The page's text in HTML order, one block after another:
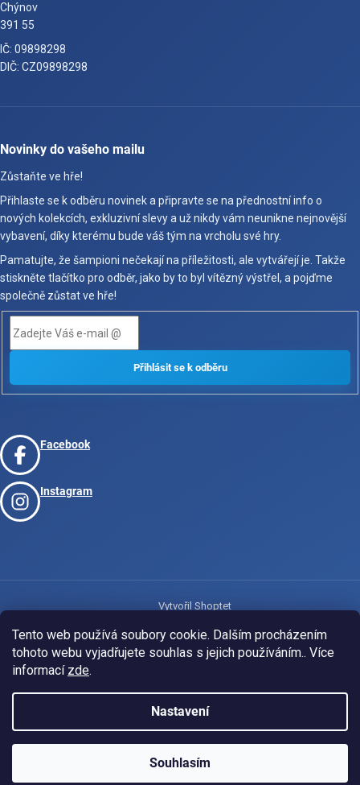
Tento web používá soubory cookie. Dalším procházením
tohoto webu vyjadřujete souhlas s jejich používáním.. Více
informací zde.
Nastavení
Souhlasím
Chýnov
391 55
IČ: 09898298
DIČ: CZ09898298
Novinky do vašeho mailu
Zůstaňte ve hře!
Přihlaste se k odběru novinek a připravte se na přednostní info o
nových kolekcích, exkluzivní slevy a už nikdy vám neunikne nejnovější
vybavení, díky kterému bude váš tým na vrcholu své hry.
Pamatujte, že šampioni nečekají na příležitosti, ale vytvářejí je. Takže
stiskněte tlačítko pro odběr, jako by to byl vítězný výstřel, a pojďme
společně zůstat ve hře!
Facebook
Instagram
Vytvořil Shoptet
Copyright 2026www.josport.cz. Všechna práva vyhrazena.